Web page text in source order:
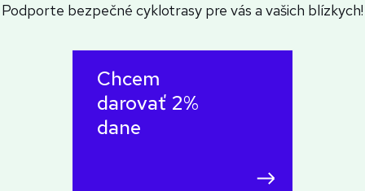
Podporte bezpečné cyklotrasy pre vás a vašich blízkych!
Chcem
darovať 2%
dane